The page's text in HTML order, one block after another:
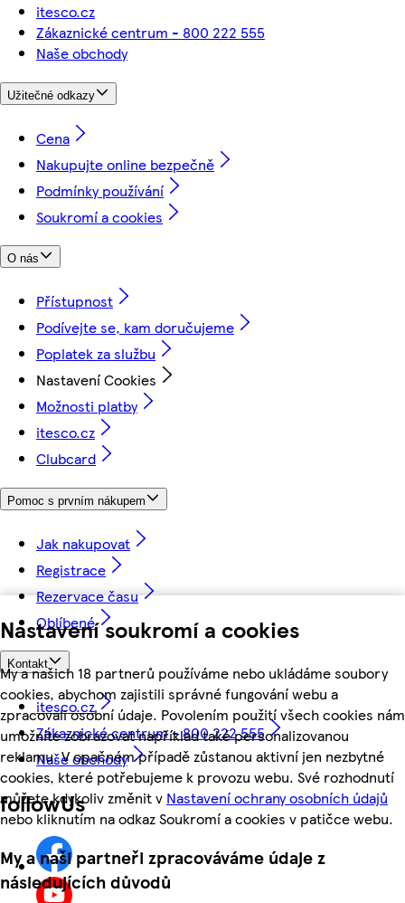
Nastavení soukromí a cookies
My a našich 18 partnerů používáme nebo ukládáme soubory
cookies, abychom zajistili správné fungování webu a
zpracovali osobní údaje. Povolením použití všech cookies nám
umožníte zobrazovat například také personalizovanou
reklamu. V opačném případě zůstanou aktivní jen nezbytné
cookies, které potřebujeme k provozu webu. Své rozhodnutí
můžete kdykoliv změnit v Nastavení ochrany osobních údajů
nebo kliknutím na odkaz Soukromí a cookies v patičce webu.
My a naši partneři zpracováváme údaje z
následujících důvodů
itesco.cz
Zákaznické centrum - 800 222 555
Naše obchody
Užitečné odkazy
Cena
Nakupujte online bezpečně
Podmínky používání
Soukromí a cookies
O nás
Přístupnost
Podívejte se, kam doručujeme
Poplatek za službu
Nastavení Cookies
Možnosti platby
itesco.cz
Clubcard
Pomoc s prvním nákupem
Jak nakupovat
Registrace
Rezervace času
Oblíbené
Kontakt
itesco.cz
Zákaznické centrum - 800 222 555
Naše obchody
followUs